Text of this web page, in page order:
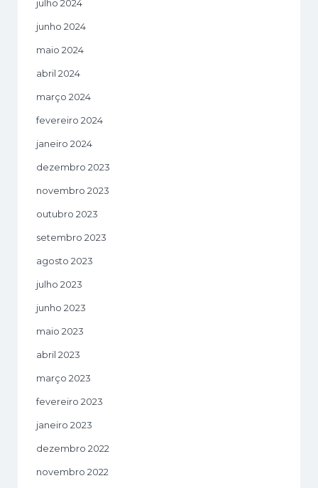
julho 2024
junho 2024
maio 2024
abril 2024
março 2024
fevereiro 2024
janeiro 2024
dezembro 2023
novembro 2023
outubro 2023
setembro 2023
agosto 2023
julho 2023
junho 2023
maio 2023
abril 2023
março 2023
fevereiro 2023
janeiro 2023
dezembro 2022
novembro 2022